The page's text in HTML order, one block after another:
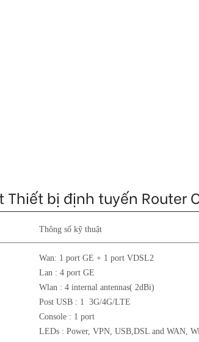
bị định tuyến Router
Thông số kỹ thuật
Wan: 1 port GE + 1 port VDSL2
Lan : 4 port GE
Wlan : 4 internal antennas( 2dBi)
Post USB : 1 3G/4G/LTE
Console : 1 port
LEDs : Power, VPN, USB,DSL and WAN,